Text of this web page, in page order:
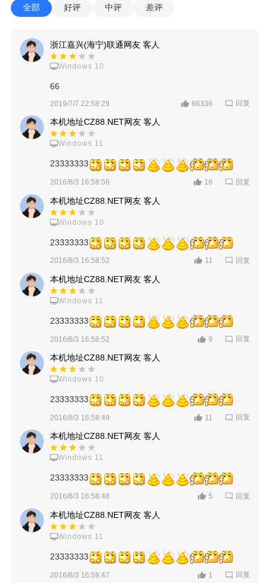
全部 好评 中评 差评
浙江嘉兴(海宁)联通网友 客人
Windows 10
66
2019/7/7 22:58:29 66336 回复
本机地址CZ88.NET网友 客人
Windows 11
23333333
2016/8/3 16:58:56 16 回复
本机地址CZ88.NET网友 客人
Windows 10
23333333
2016/8/3 16:58:52 11 回复
本机地址CZ88.NET网友 客人
Windows 11
23333333
2016/8/3 16:58:52 9 回复
本机地址CZ88.NET网友 客人
Windows 10
23333333
2016/8/3 16:58:49 11 回复
本机地址CZ88.NET网友 客人
Windows 11
23333333
2016/8/3 16:58:48 5 回复
本机地址CZ88.NET网友 客人
Windows 11
23333333
2016/8/3 16:58:47 1 回复